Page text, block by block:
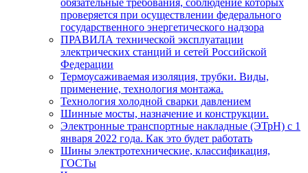
обязательные требования, соблюдение которых
проверяется при осуществлении федерального
государственного энергетического надзора
ПРАВИЛА технической эксплуатации
электрических станций и сетей Российской
Федерации
Термоусаживаемая изоляция, трубки. Виды,
применение, технология монтажа.
Технология холодной сварки давлением
Шинные мосты, назначение и конструкции.
Электронные транспортные накладные (ЭТрН) с 1
января 2022 года. Как это будет работать
Шины электротехнические, классификация,
ГОСТы